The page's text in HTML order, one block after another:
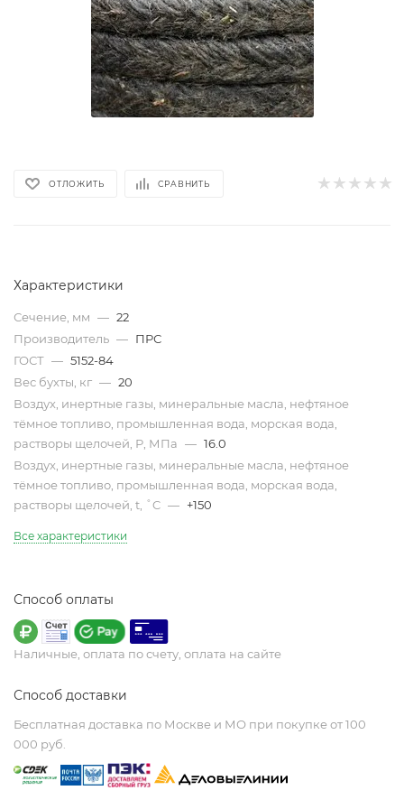
ОТЛОЖИТЬ СРАВНИТЬ
Характеристики
Сечение, мм — 22
Производитель — ПРС
ГОСТ — 5152-84
Вес бухты, кг — 20
Воздух, инертные газы, минеральные масла, нефтяное
тёмное топливо, промышленная вода, морская вода,
растворы щелочей, Р, МПа — 16.0
Воздух, инертные газы, минеральные масла, нефтяное
тёмное топливо, промышленная вода, морская вода,
растворы щелочей, t, ˚C — +150
Все характеристики
Способ оплаты
Наличные, оплата по счету, оплата на сайте
Способ доставки
Бесплатная доставка по Москве и МО при покупке от 100
000 руб.